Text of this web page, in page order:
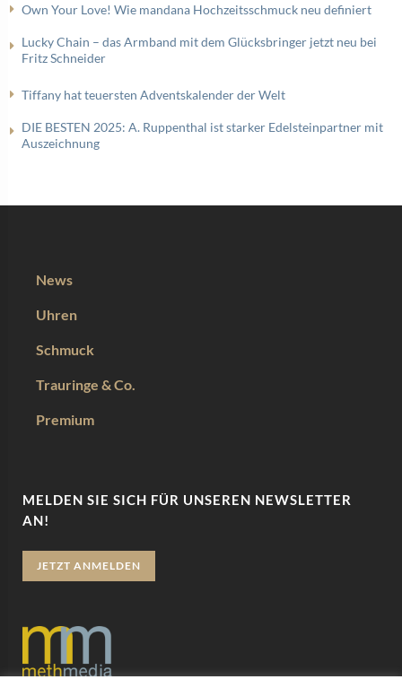
Own Your Love! Wie mandana Hochzeitsschmuck neu definiert
Lucky Chain – das Armband mit dem Glücksbringer jetzt neu bei
Fritz Schneider
Tiffany hat teuersten Adventskalender der Welt
DIE BESTEN 2025: A. Ruppenthal ist starker Edelsteinpartner mit
Auszeichnung
News
Uhren
Schmuck
Trauringe & Co.
Premium
MELDEN SIE SICH FÜR UNSEREN NEWSLETTER
AN!
JETZT ANMELDEN